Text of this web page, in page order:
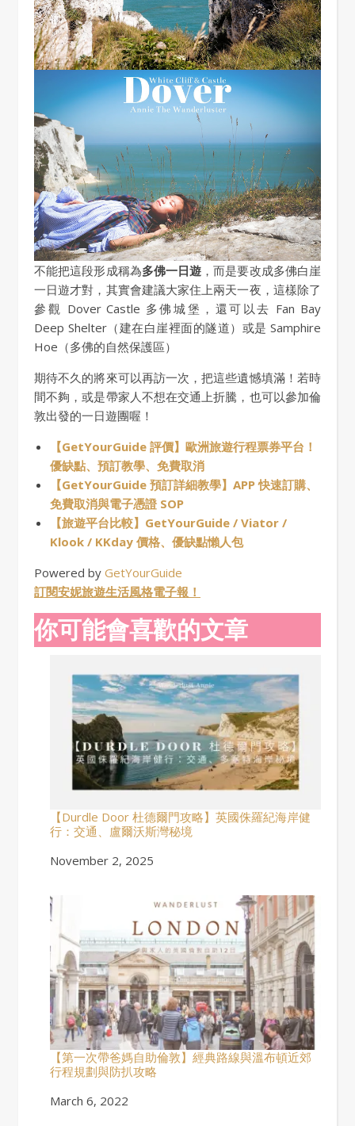
不能把這段形成稱為多佛一日遊 ，而是要改成多佛白崖
一日遊才對，其實會建議大家住上兩天一夜，這樣除了
參觀 Dover Castle 多佛城堡，還可以去 Fan Bay
Deep Shelter（建在白崖裡面的隧道）或是 Samphire
Hoe（多佛的自然保護區）
期待不久的將來可以再訪一次，把這些遺憾填滿！若時
間不夠，或是帶家人不想在交通上折騰，也可以參加倫
敦出發的一日遊團喔！
【GetYourGuide 評價】歐洲旅遊行程票券平台！
優缺點、預訂教學、免費取消
【GetYourGuide 預訂詳細教學】APP 快速訂購、
免費取消與電子憑證 SOP
【旅遊平台比較】GetYourGuide / Viator /
Klook / KKday 價格、優缺點懶人包
Powered by GetYourGuide
訂閱安妮旅遊生活風格電子報！
你可能會喜歡的文章
【Durdle Door 杜德爾門攻略】英國侏羅紀海岸健
行：交通、盧爾沃斯灣秘境
Date
November 2, 2025
【第一次帶爸媽自助倫敦】經典路線與溫布頓近郊
行程規劃與防扒攻略
Date
March 6, 2022